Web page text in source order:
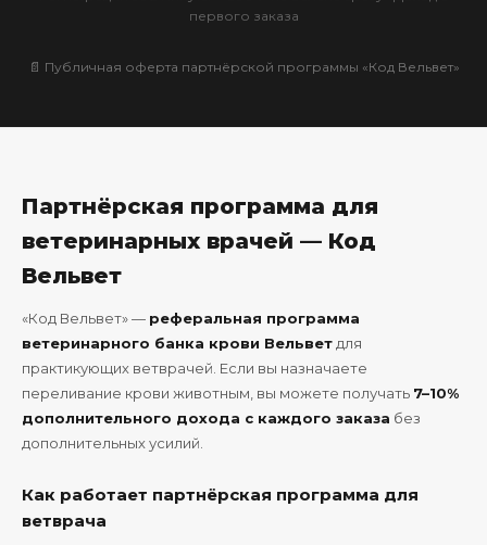
первого заказа
📄 Публичная оферта партнёрской программы «Код Вельвет»
Партнёрская программа для
ветеринарных врачей — Код
Вельвет
«Код Вельвет» — реферальная программа
ветеринарного банка крови Вельвет для
практикующих ветврачей. Если вы назначаете
переливание крови животным, вы можете получать 7–10%
дополнительного дохода с каждого заказа без
дополнительных усилий.
Как работает партнёрская программа для
ветврача